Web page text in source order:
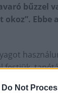
Do Not
bűzzel
gyanta és
a nem